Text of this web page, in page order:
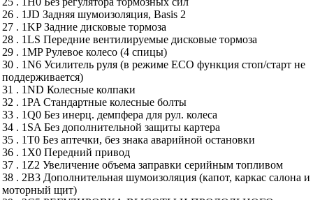
26 . 1JD Задняя шумоизоляция, Basis 2
27 . 1KP Задние дисковые тормоза
28 . 1LS Передние вентилируемые дисковые тормоза
29 . 1MP Рулевое колесо (4 спицы)
30 . 1N6 Усилитель руля (в режиме ЕСО функция стоп/старт не
поддерживается)
31 . 1ND Колесные колпаки
32 . 1PA Стандартные колесные болты
33 . 1Q0 Без инерц. демпфера для рул. колеса
34 . 1SA Без дополнительной защиты картера
35 . 1T0 Без аптечки, без знака аварийной остановки
36 . 1X0 Передний привод
37 . 1Z2 Увеличение объема заправки серийным топливом
38 . 2B3 Дополнительная шумоизоляция (капот, каркас салона и
моторный щит)